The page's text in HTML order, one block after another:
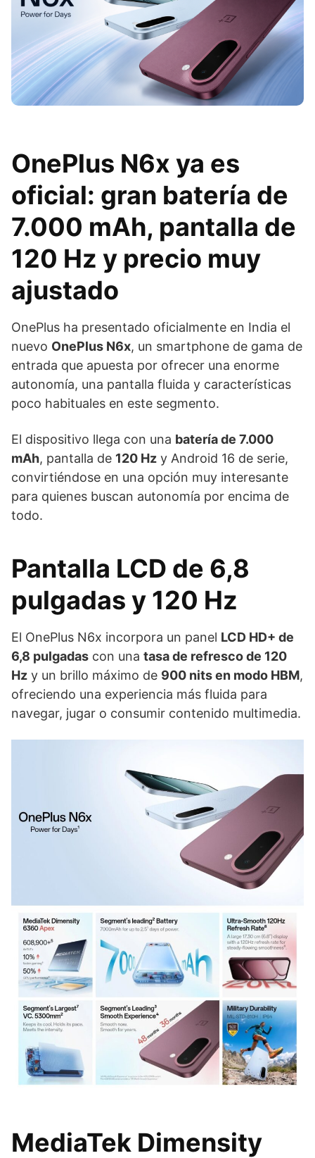
OnePlus N6x ya es
oficial: gran batería de
7.000 mAh, pantalla de
120 Hz y precio muy
ajustado
OnePlus ha presentado oficialmente en India el
nuevo OnePlus N6x, un smartphone de gama de
entrada que apuesta por ofrecer una enorme
autonomía, una pantalla fluida y características
poco habituales en este segmento.
El dispositivo llega con una batería de 7.000
mAh, pantalla de 120 Hz y Android 16 de serie,
convirtiéndose en una opción muy interesante
para quienes buscan autonomía por encima de
todo.
Pantalla LCD de 6,8
pulgadas y 120 Hz
El OnePlus N6x incorpora un panel LCD HD+ de
6,8 pulgadas con una tasa de refresco de 120
Hz y un brillo máximo de 900 nits en modo HBM,
ofreciendo una experiencia más fluida para
navegar, jugar o consumir contenido multimedia.
MediaTek Dimensity